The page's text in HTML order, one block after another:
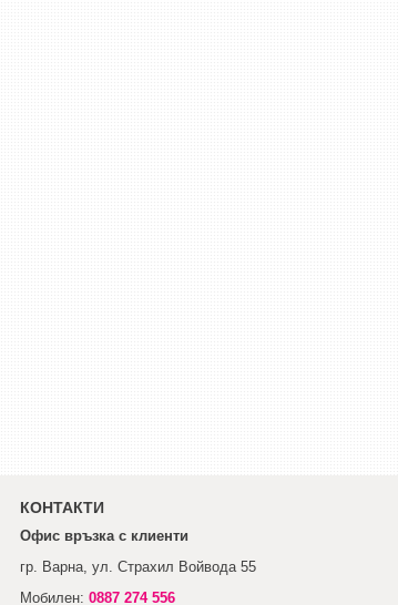
КОНТАКТИ
Офис връзка с клиенти
гр. Варна, ул. Страхил Войвода 55
Мобилен: 0887 274 556